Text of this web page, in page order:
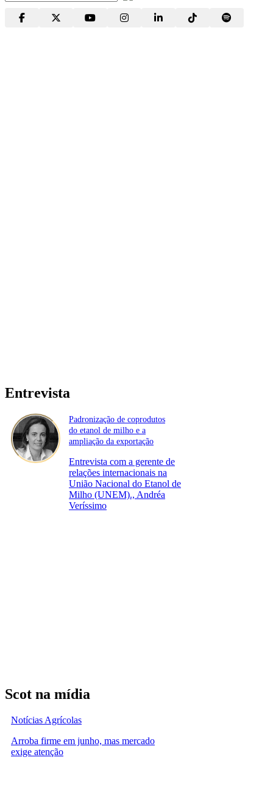
Entrevista
Padronização de coprodutos
do etanol de milho e a
ampliação da exportação
Entrevista com a gerente de
relações internacionais na
União Nacional do Etanol de
Milho (UNEM)., Andréa
Veríssimo
Scot na mídia
Notícias Agrícolas
Arroba firme em junho, mas mercado
exige atenção